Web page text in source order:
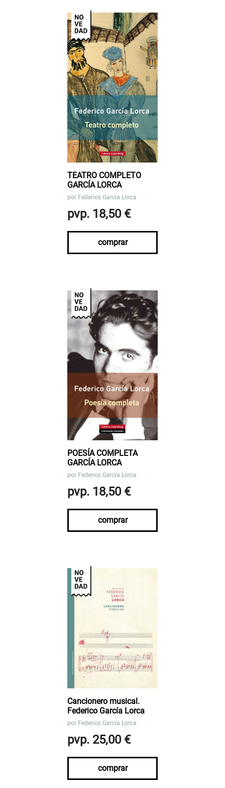
TEATRO COMPLETO
GARCÍA LORCA
por Federico García Lorca
pvp. 18,50 €
comprar
POESÍA COMPLETA
GARCÍA LORCA
por Federico García Lorca
pvp. 18,50 €
comprar
Cancionero musical.
Federico García Lorca
por Federico García Lorca
pvp. 25,00 €
comprar